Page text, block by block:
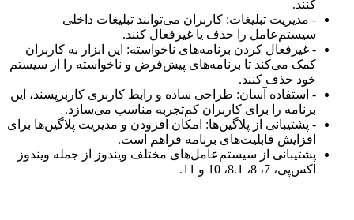
کنند.
- مدیریت تبلیغات: کاربران می‌توانند تبلیغات داخلی
سیستم‌عامل را حذف یا غیرفعال کنند.
- غیرفعال کردن برنامه‌های ناخواسته: این ابزار به کاربران
کمک می‌کند تا برنامه‌های پیش‌فرض و ناخواسته را از سیستم
خود حذف کنند.
- استفاده آسان: طراحی ساده و رابط کاربری کاربرپسند، این
برنامه را برای کاربران کم‌تجربه مناسب می‌سازد.
- پشتیبانی از پلاگین‌ها: امکان افزودن و مدیریت پلاگین‌ها برای
افزایش قابلیت‌های برنامه فراهم است.
پشتیبانی از سیستم‌عامل‌های مختلف ویندوز از جمله ویندوز
اکس‌پی، 7، 8، 8.1، 10 و 11.